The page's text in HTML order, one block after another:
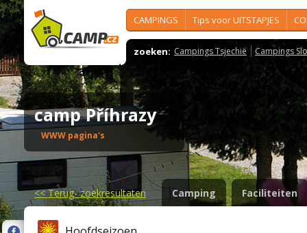
CAMPINGS Tips voor UITSTAPJES
zoeken: Campings Tsjechië Campings
camp Příhrazy
WWW pagina's
<<Terug- zoekresultaten Camping Faciliteiten